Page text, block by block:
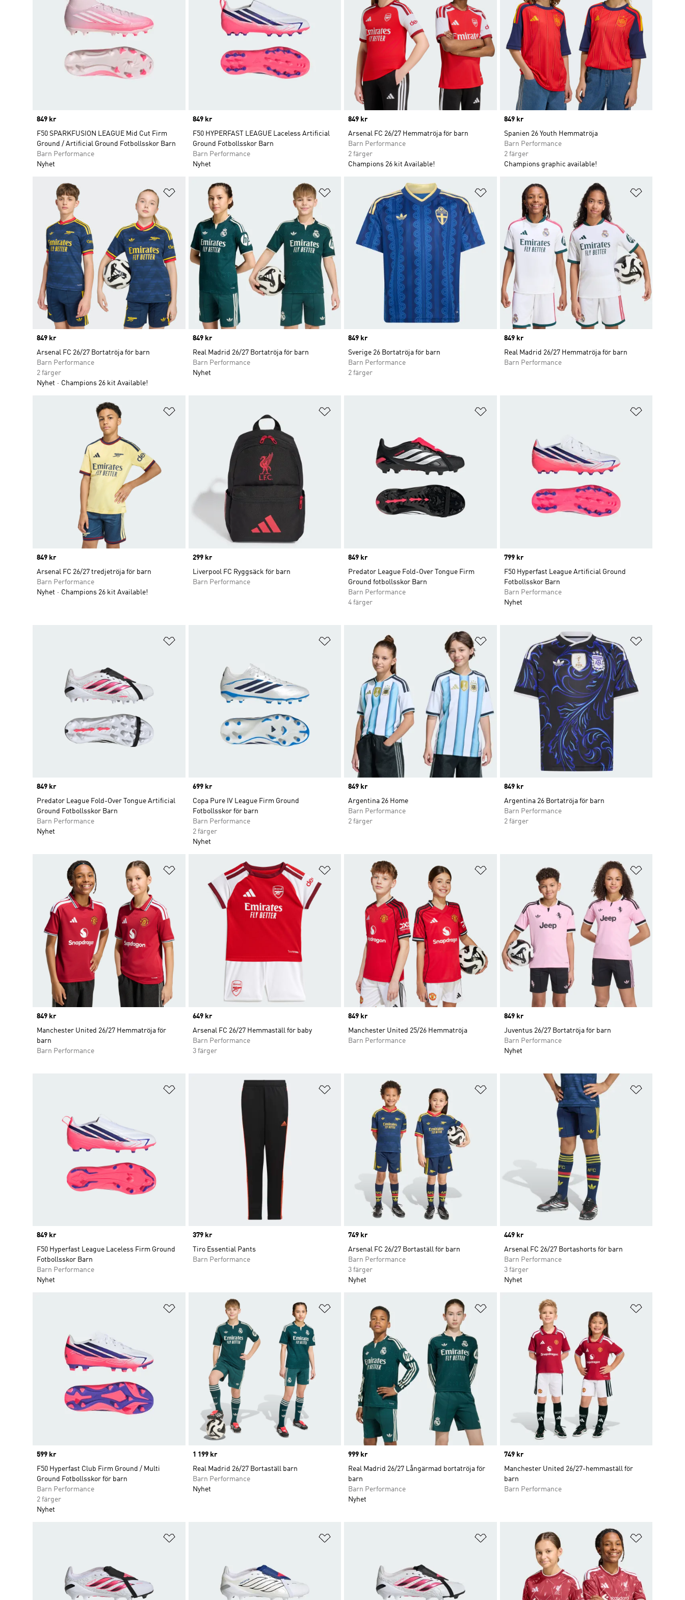
Price
849 kr
F50 SPARKFUSION LEAGUE Mid Cut Firm
Ground / Artificial Ground Fotbollsskor Barn
Barn Performance
Nyhet
Price
849 kr
F50 HYPERFAST LEAGUE Laceless Artificial
Ground Fotbollsskor Barn
Barn Performance
Nyhet
Price
849 kr
Arsenal FC 26/27 Hemmatröja för barn
Barn Performance
2 färger
Champions 26 kit Available!
Price
849 kr
Spanien 26 Youth Hemmatröja
Barn Performance
2 färger
Champions graphic available!
Lägg till på önskelistan
Price
849 kr
Arsenal FC 26/27 Bortatröja för barn
Barn Performance
2 färger
Nyhet
Champions 26 kit Available!
Lägg till på önskelistan
Price
849 kr
Real Madrid 26/27 Bortatröja för barn
Barn Performance
Nyhet
Lägg till på önskelistan
Price
849 kr
Sverige 26 Bortatröja för barn
Barn Performance
2 färger
Price
849 kr
Real Madrid 26/27 Hemmatröja för barn
Barn Performance
Price
849 kr
Arsenal FC 26/27 tredjetröja för barn
Barn Performance
Nyhet
Champions 26 kit Available!
Price
299 kr
Liverpool FC Ryggsäck för barn
Barn Performance
Price
849 kr
Predator League Fold-Over Tongue Firm
Ground fotbollsskor Barn
Barn Performance
4 färger
Price
799 kr
F50 Hyperfast League Artificial Ground
Fotbollsskor Barn
Barn Performance
Nyhet
Price
849 kr
Predator League Fold-Over Tongue Artificial
Ground Fotbollsskor Barn
Barn Performance
Nyhet
Lägg till på önskelistan
Price
699 kr
Copa Pure IV League Firm Ground
Fotbollsskor för barn
Barn Performance
2 färger
Nyhet
Lägg till på önskelistan
Price
849 kr
Argentina 26 Home
Barn Performance
2 färger
Price
849 kr
Argentina 26 Bortatröja för barn
Barn Performance
2 färger
Lägg till på önskelistan
Price
849 kr
Manchester United 26/27 Hemmatröja för
barn
Barn Performance
Lägg till på önskelistan
Price
649 kr
Arsenal FC 26/27 Hemmaställ för baby
Barn Performance
3 färger
Lägg till på önskelistan
Price
849 kr
Manchester United 25/26 Hemmatröja
Barn Performance
Price
849 kr
Juventus 26/27 Bortatröja för barn
Barn Performance
Nyhet
Lägg till på önskelistan
Price
849 kr
F50 Hyperfast League Laceless Firm Ground
Fotbollsskor Barn
Barn Performance
Nyhet
Lägg till på önskelistan
Price
379 kr
Tiro Essential Pants
Barn Performance
Lägg till på önskelistan
Price
749 kr
Arsenal FC 26/27 Bortaställ för barn
Barn Performance
3 färger
Nyhet
Price
449 kr
Arsenal FC 26/27 Bortashorts för barn
Barn Performance
3 färger
Nyhet
Lägg till på önskelistan
Price
599 kr
F50 Hyperfast Club Firm Ground / Multi
Ground Fotbollsskor för barn
Barn Performance
2 färger
Nyhet
Lägg till på önskelistan
Price
1 199 kr
Real Madrid 26/27 Bortaställ barn
Barn Performance
Nyhet
Lägg till på önskelistan
Price
999 kr
Real Madrid 26/27 Långärmad bortatröja för
barn
Barn Performance
Nyhet
Price
749 kr
Manchester United 26/27-hemmaställ för
barn
Barn Performance
Lägg till på önskelistan